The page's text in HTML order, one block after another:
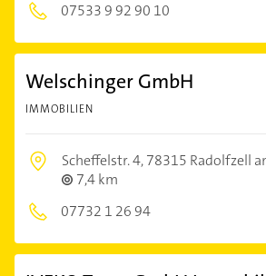
07533 9 92 90 10
Welschinger GmbH
IMMOBILIEN
Scheffelstr. 4,78315 Radolfzell
7,4 km
07732 1 26 94